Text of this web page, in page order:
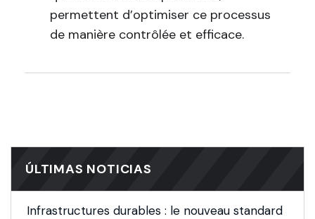
permettent d’optimiser ce processus
de manière contrôlée et efficace.
ÚLTIMAS NOTICIAS
Infrastructures durables : le nouveau standard